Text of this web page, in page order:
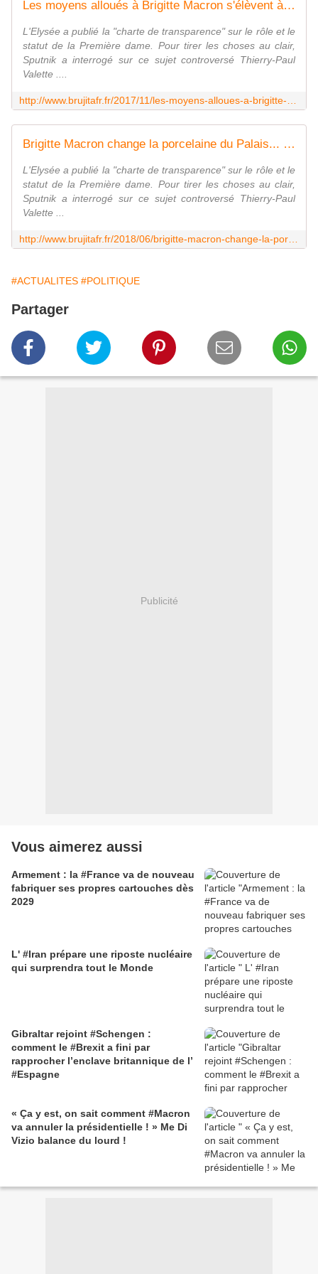
Les moyens alloués à Brigitte Macron s'élèvent à 440.000 euros par an - MOINS de BIENS PLUS de LIENS
L'Elysée a publié la "charte de transparence" sur le rôle et le
statut de la Première dame. Pour tirer les choses au clair,
Sputnik a interrogé sur ce sujet controversé Thierry-Paul
Valette ....
Brigitte Macron change la porcelaine du Palais... et remet le couvert !!! = 50 000 euros de vaisselle pour l'Elysée - MOINS de BIENS PLUS de LIENS
L'Elysée a publié la "charte de transparence" sur le rôle et le
statut de la Première dame. Pour tirer les choses au clair,
Sputnik a interrogé sur ce sujet controversé Thierry-Paul
Valette ...
#ACTUALITES #POLITIQUE
Partager
Publicité
Vous aimerez aussi
Armement : la #France va de nouveau
fabriquer ses propres cartouches dès
2029
L' #Iran prépare une riposte nucléaire
qui surprendra tout le Monde
Gibraltar rejoint #Schengen :
comment le #Brexit a fini par
rapprocher l’enclave britannique de l’
#Espagne
« Ça y est, on sait comment #Macron
va annuler la présidentielle ! » Me Di
Vizio balance du lourd !